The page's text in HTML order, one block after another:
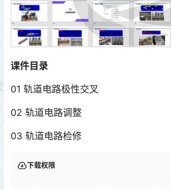
课件目录
01 轨道电路极性交叉
02 轨道电路调整
03 轨道电路检修
下载权限